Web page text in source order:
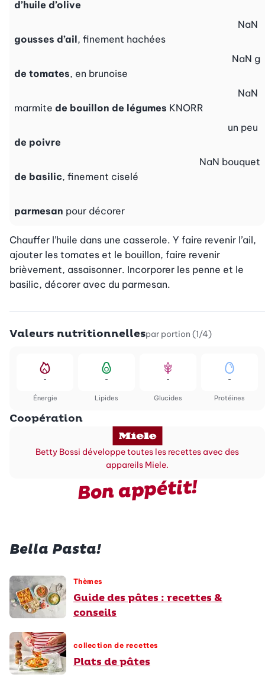
d’huile d’olive
gousses d’ail, finement hachées
NaN
de tomates, en brunoise
NaN g
marmite de bouillon de légumes KNORR
NaN
de poivre
un peu
de basilic, finement ciselé
NaN bouquet
parmesan pour décorer
Chauffer l’huile dans une casserole. Y faire revenir l’ail,
ajouter les tomates et le bouillon, faire revenir
brièvement, assaisonner. Incorporer les penne et le
basilic, décorer avec du parmesan.
Valeurs nutritionnellespar portion (1/4)
Énergie
-
Lipides
-
Glucides
-
Protéines
-
Coopération
Betty Bossi développe toutes les recettes avec des
appareils Miele.
Bon appétit!
Bella Pasta!
Thèmes
Guide des pâtes : recettes &
conseils
collection de recettes
Plats de pâtes